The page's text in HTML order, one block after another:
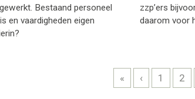
Bestaand personeel
en vaardigheden eigen
zzp’ers
daarom voor
« ‹ 1 2